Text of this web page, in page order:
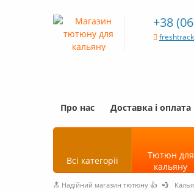
+38
Про нас Доставка і оплата
Всі категорії
Тютюн для
кальяну
🔝 Надійний магазин тютюну 👍 💨